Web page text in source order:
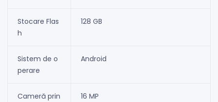
Stocare Flas
h
128 GB
Sistem de o
perare
Android
Cameră prin
16 MP